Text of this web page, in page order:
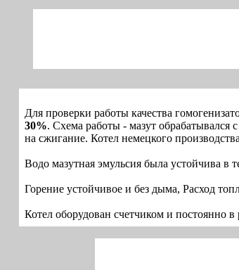
Для проверки работы качества
30%. Схема работы - мазут обрабатывался
на сжигание. Котел немецкого
Водо мазутная эмульсия была устойчива в
Горение устойчивое и без дыма, Расход
Котел оборудован счетчиком и постоянно